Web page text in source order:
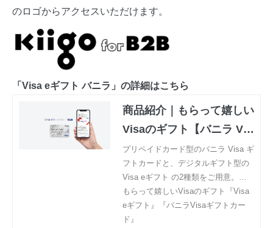
のロゴからアクセスいただけます。
「Visa eギフト バニラ」の詳細はこちら
商品紹介｜もらって嬉しい
Visaのギフト【バニラ Vis
a ギフトカード】『Visa e
ギフト バニラ』
プリペイドカード型のバニラ Visa ギ
フトカードと、デジタルギフト型の
Visa eギフト の2種類をご用意。世
界6,100万以上のVisa加盟店で、いつ
ものお買い物に使えるVisaが、誰に
でも喜ばれるギフトとして貴社に貢
もらって嬉しいVisaのギフト『Visa
eギフト』『バニラVisaギフトカー
ド』